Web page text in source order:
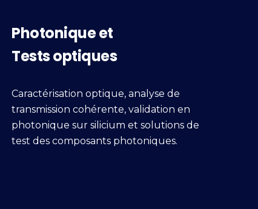
Photonique et
Tests optiques
Caractérisation optique, analyse de
transmission cohérente, validation en
photonique sur silicium et solutions de
test des composants photoniques.